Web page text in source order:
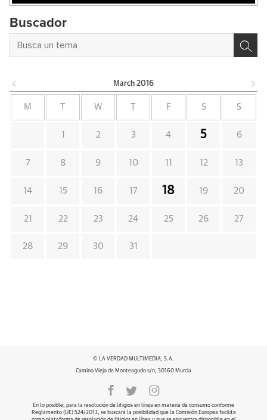
Buscador
March 2016
M W F S S
1 2 3 4 5 6
7 8 9 10 11 12 13
14 15 16 17 18 19 20
21 22 23 24 25 26 27
28 29 30 31
© LA VERDAD MULTIMEDIA, S.A.
Camino Viejo de Monteagudo s/n, 30160 Murcia
En lo posible, para la resolución de litigios en línea en materia de consumo conforme
Reglamento (UE) 524/2013, se buscará la posibilidad que la Comisión Europea facilita